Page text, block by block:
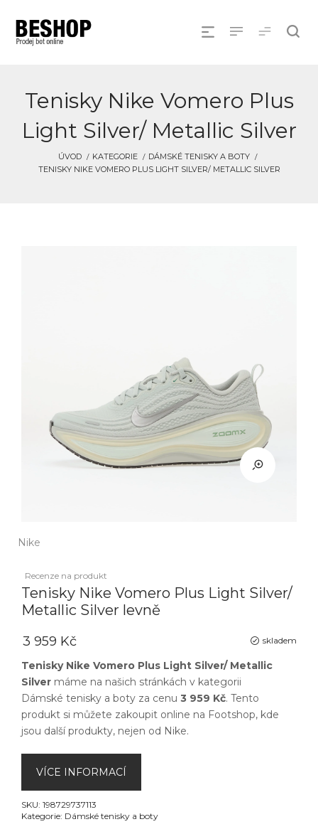
Tenisky Nike Vomero Plus
Light Silver/ Metallic Silver
ÚVOD KATEGORIE
DÁMSKÉ TENISKY A BOTY
TENISKY NIKE VOMERO PLUS LIGHT SILVER/ METALLIC SILVER
Nike
Recenze na produkt
Tenisky Nike Vomero Plus Light Silver/
Metallic Silver levně
skladem
3 959 Kč
Tenisky Nike Vomero Plus Light Silver/ Metallic
Silver máme na našich stránkách v kategorii
Dámské tenisky a boty za cenu 3 959 Kč. Tento
produkt si můžete zakoupit online na Footshop, kde
jsou další produkty, nejen od Nike.
VÍCE INFORMACÍ
SKU: 198729737113
Kategorie: Dámské tenisky a boty